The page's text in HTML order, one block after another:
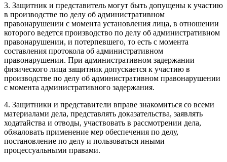
3. Защитник и представитель могут быть допущены к участию
в производстве по делу об административном
правонарушении с момента установления лица, в отношении
которого ведется производство по делу об административном
правонарушении, и потерпевшего, то есть с момента
составления протокола об административном
правонарушении. При административном задержании
физического лица защитник допускается к участию в
производстве по делу об административном правонарушении
с момента административного задержания.
4. Защитники и представители вправе знакомиться со всеми
материалами дела, представлять доказательства, заявлять
ходатайства и отводы, участвовать в рассмотрении дела,
обжаловать применение мер обеспечения по делу,
постановление по делу и пользоваться иными
процессуальными правами.